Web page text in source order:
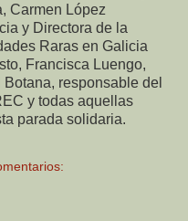
Carmen López
y Directora de la
Raras en Galicia
Francisca Luengo,
responsable del
y todas aquellas
parada solidaria.